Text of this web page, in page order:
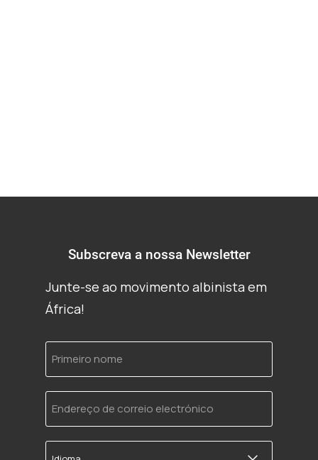
Subscreva a nossa Newsletter
Junte-se ao movimento albinista em
África!
Primeiro
nome
Endereço
de
correio
electrónico
Idioma